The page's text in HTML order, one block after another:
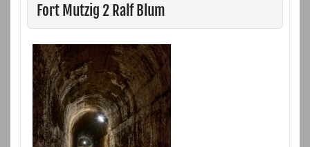
Fort Mutzig 2 Ralf Blum